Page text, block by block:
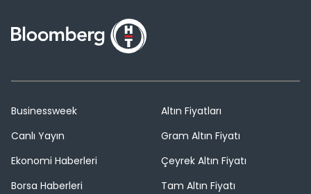
Businessweek
Canlı Yayın
Ekonomi Haberleri
Borsa Haberleri
Altın Fiyatları
Gram Altın Fiyatı
Çeyrek Altın Fiyatı
Tam Altın Fiyatı